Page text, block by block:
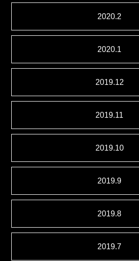
2020.2
2020.1
2019.12
2019.11
2019.10
2019.9
2019.8
2019.7